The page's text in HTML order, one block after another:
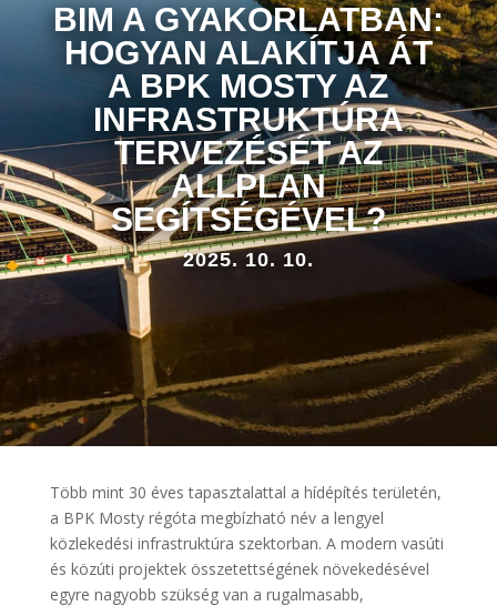
BIM A GYAKORLATBAN:
HOGYAN ALAKÍTJA ÁT
A BPK MOSTY AZ
INFRASTRUKTÚRA
TERVEZÉSÉT AZ
ALLPLAN
SEGÍTSÉGÉVEL?
2025. 10. 10.
Több mint 30 éves tapasztalattal a hídépítés területén,
a BPK Mosty régóta megbízható név a lengyel
közlekedési infrastruktúra szektorban. A modern vasúti
és közúti projektek összetettségének növekedésével
egyre nagyobb szükség van a rugalmasabb,